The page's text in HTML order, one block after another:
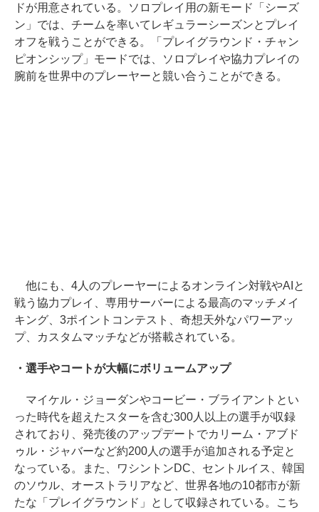
ドが用意されている。ソロプレイ用の新モード「シーズ
ン」では、チームを率いてレギュラーシーズンとプレイ
オフを戦うことができる。「プレイグラウンド・チャン
ピオンシップ」モードでは、ソロプレイや協力プレイの
腕前を世界中のプレーヤーと競い合うことができる。
他にも、4人のプレーヤーによるオンライン対戦やAIと
戦う協力プレイ、専用サーバーによる最高のマッチメイ
キング、3ポイントコンテスト、奇想天外なパワーアッ
プ、カスタムマッチなどが搭載されている。
・選手やコートが大幅にボリュームアップ
マイケル・ジョーダンやコービー・ブライアントとい
った時代を超えたスターを含む300人以上の選手が収録
されており、発売後のアップデートでカリーム・アブド
ゥル・ジャバーなど約200人の選手が追加される予定と
なっている。また、ワシントンDC、セントルイス、韓国
のソウル、オーストラリアなど、世界各地の10都市が新
たな「プレイグラウンド」として収録されている。こち